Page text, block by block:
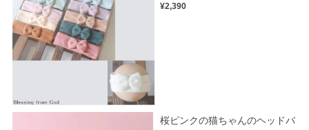
¥2,390
桜ピンクの猫ちゃんのヘッドバ